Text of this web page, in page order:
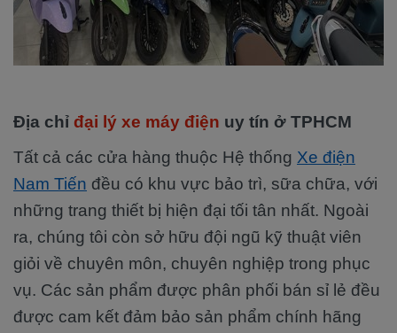
Địa chỉ đại lý xe máy điện uy tín ở TPHCM
Tất cả các cửa hàng thuộc Hệ thống Xe điện
Nam Tiến đều có khu vực bảo trì, sữa chữa, với
những trang thiết bị hiện đại tối tân nhất. Ngoài
ra, chúng tôi còn sở hữu đội ngũ kỹ thuật viên
giỏi về chuyên môn, chuyên nghiệp trong phục
vụ. Các sản phẩm được phân phối bán sỉ lẻ đều
được cam kết đảm bảo sản phẩm chính hãng